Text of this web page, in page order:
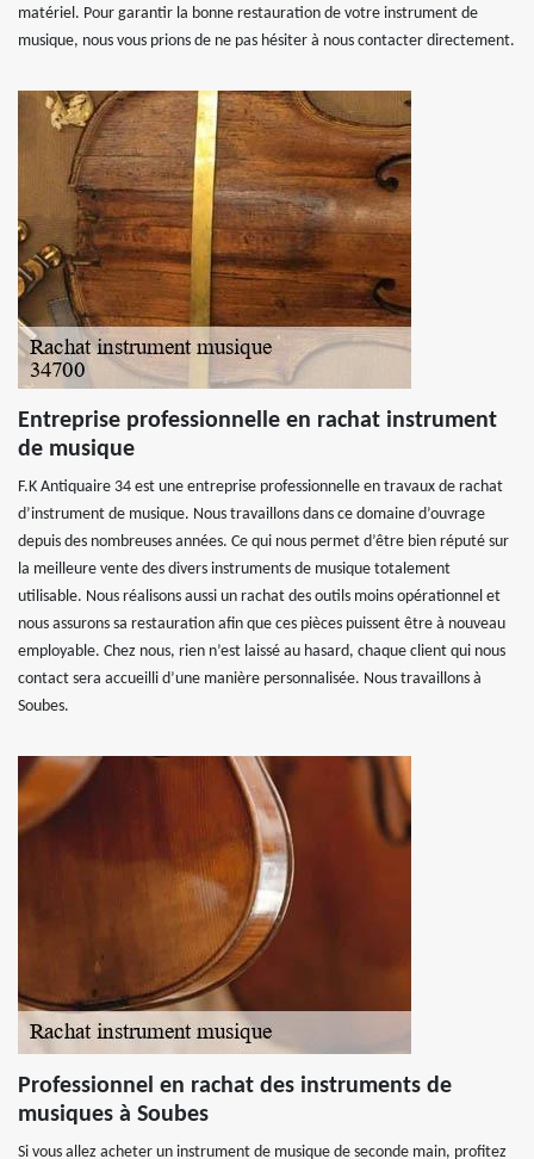
matériel. Pour garantir la bonne restauration de votre instrument de
musique, nous vous prions de ne pas hésiter à nous contacter directement.
Entreprise professionnelle en rachat instrument
de musique
F.K Antiquaire 34 est une entreprise professionnelle en travaux de rachat
d’instrument de musique. Nous travaillons dans ce domaine d’ouvrage
depuis des nombreuses années. Ce qui nous permet d’être bien réputé sur
la meilleure vente des divers instruments de musique totalement
utilisable. Nous réalisons aussi un rachat des outils moins opérationnel et
nous assurons sa restauration afin que ces pièces puissent être à nouveau
employable. Chez nous, rien n’est laissé au hasard, chaque client qui nous
contact sera accueilli d’une manière personnalisée. Nous travaillons à
Soubes.
Professionnel en rachat des instruments de
musiques à Soubes
Si vous allez acheter un instrument de musique de seconde main, profitez